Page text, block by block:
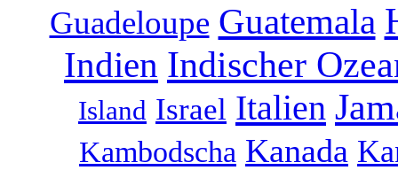
Guadeloupe Guatemala
Indien Indischer
Island Israel Italien
Kambodscha Kanada